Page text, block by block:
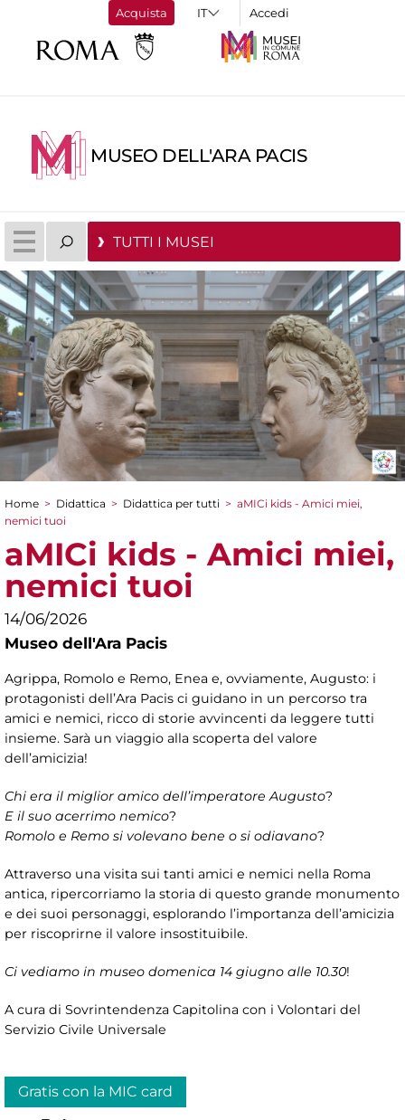
Acquista Accedi
MUSEO DELL'ARA PACIS
TUTTI I MUSEI
Tu sei qui
Home > Didattica > Didattica per tutti > aMICi kids - Amici miei,
nemici tuoi
aMICi kids - Amici miei,
nemici tuoi
14/06/2026
Museo dell'Ara Pacis
Agrippa, Romolo e Remo, Enea e, ovviamente, Augusto: i
protagonisti dell’Ara Pacis ci guidano in un percorso tra
amici e nemici, ricco di storie avvincenti da leggere tutti
insieme. Sarà un viaggio alla scoperta del valore
dell’amicizia!
Chi era il miglior amico dell’imperatore Augusto?
E il suo acerrimo nemico?
Romolo e Remo si volevano bene o si odiavano?
Attraverso una visita sui tanti amici e nemici nella Roma
antica, ripercorriamo la storia di questo grande monumento
e dei suoi personaggi, esplorando l’importanza dell’amicizia
per riscoprirne il valore insostituibile.
Ci vediamo in museo domenica 14 giugno alle 10.30!
A cura di Sovrintendenza Capitolina con i Volontari del
Servizio Civile Universale
Gratis con la MIC card